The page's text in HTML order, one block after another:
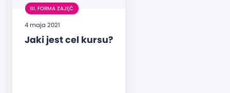
III. FORMA ZAJĘĆ
4 maja 2021
Jaki jest cel kursu?